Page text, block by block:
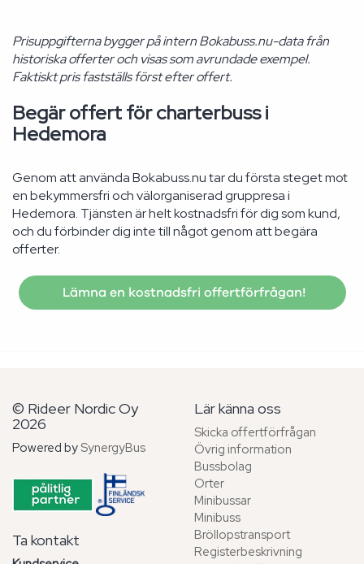
Prisuppgifterna bygger på intern Bokabuss.nu-data från
historiska offerter och visas som avrundade exempel.
Faktiskt pris fastställs först efter offert.
Begär offert för charterbuss i
Hedemora
Genom att använda Bokabuss.nu tar du första steget mot
en bekymmersfri och välorganiserad gruppresa i
Hedemora. Tjänsten är helt kostnadsfri för dig som kund,
och du förbinder dig inte till något genom att begära
offerter.
Lämna en kostnadsfri offertförfrågan!
© Rideer Nordic Oy
2026
Powered by SynergyBus
Ta kontakt
Lär känna oss
Skicka offertförfrågan
Övrig information
Bussbolag
Orter
Minibussar
Minibuss
Bröllopstransport
Registerbeskrivning